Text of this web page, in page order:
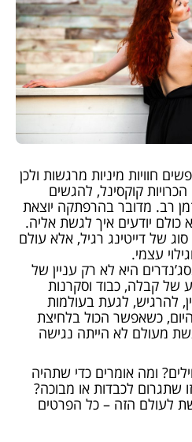
חוויות מיניות מרגשות ולכן
קוקסינל, להגשים
רב. מדובר בהרפתקה יוצאת
יודעים איך לגשת אליה.
של דייטינג רגיל, אלא עולם
עצמי.
היא לא רק עניין של
של קבלה, כבוד וסקרנות
להרגיש, לגעת בעולמות
כשאפשר הכול בלחיצת
מעולם לא הייתה נגישה
ומה אומרים כדי שתהיה
שתגרום לכבדות או מבוכה?
לעולם הזה – כל הפרטים